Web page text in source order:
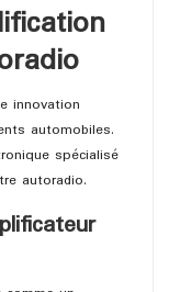
innovation
automobiles.
spécialisé
autoradio.